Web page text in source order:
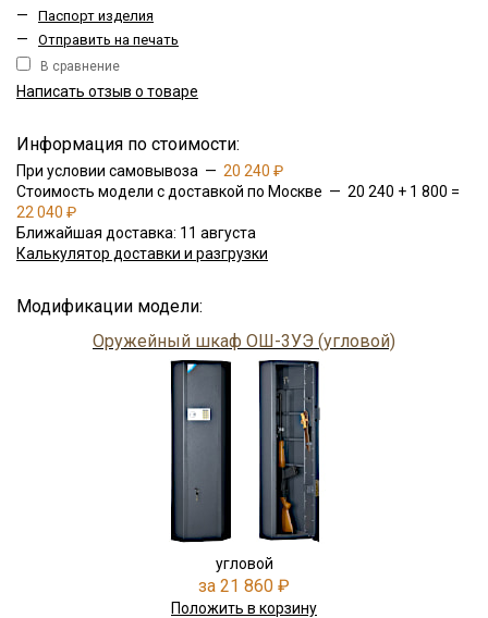
— Паспорт изделия
— Отправить на печать
В сравнение
Написать отзыв о товаре
Информация по стоимости:
При условии самовывоза — 20 240 ₽
Стоимость модели с доставкой по Москве — 20 240 + 1 800 =
22 040 ₽
Ближайшая доставка: 11 августа
Калькулятор доставки и разгрузки
Модификации модели:
Оружейный шкаф ОШ-3УЭ (угловой)
угловой
за 21 860 ₽
Положить в корзину